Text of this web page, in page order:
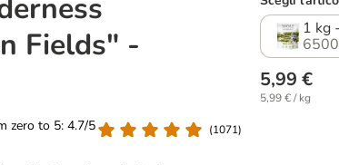
Fields" -
zero to 5: 4.7/5
(1071)
1 kg
5,99 €
5,99 € / kg